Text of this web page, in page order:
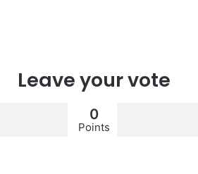
Leave your vote
0
Points